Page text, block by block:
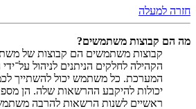
חזרה למעלה
מה הם קבוצות משתמשים?
קבוצות משתמשים הם קבוצות של
הקהילה לחלקים הניתנים לניהול
המערכת. כל משתמש יכול להשתייך
יכולות להיקבע ההרשאות שלה. הן
ראשיים לשנות הרשאות להרבה